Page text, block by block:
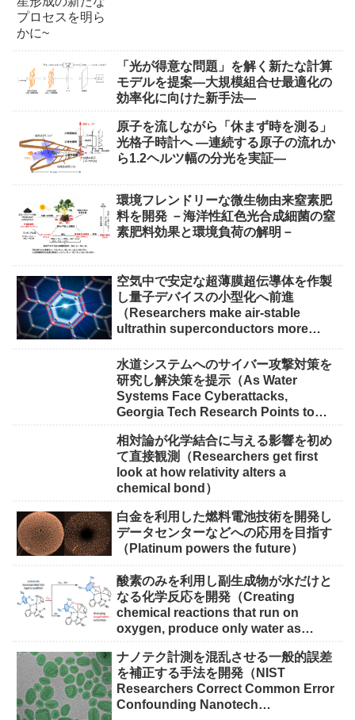
「光が得意な問題」を解く新たな計算
モデルを提案―大規模組合せ最適化の
効率化に向けた新手法―
原子を流しながら「休まず時を測る」
光格子時計へ ―連続する原子の流れか
ら1.2ヘルツ幅の分光を実証―
環境フレンドリーな微生物由来窒素肥
料を開発 －海洋性紅色光合成細菌の窒
素肥料効果と環境負荷の解明－
空気中で安定な超薄膜超伝導体を作製
し量子デバイスの小型化へ前進
（Researchers make air-stable
ultrathin superconductors more
水道システムへのサイバー攻撃対策を
研究し解決策を提示（As Water
Systems Face Cyberattacks,
Georgia Tech Research Points to
相対論が化学結合に与える影響を初め
て直接観測（Researchers get first
look at how relativity alters a
chemical bond）
白金を利用した燃料電池技術を開発し
データセンターなどへの応用を目指す
（Platinum powers the future）
酸素のみを利用し副生成物が水だけと
なる化学反応を開発（Creating
chemical reactions that run on
oxygen, produce only water as
ナノテク計測を混乱させる一般的誤差
を補正する手法を開発（NIST
Researchers Correct Common Error
Confounding Nanotech